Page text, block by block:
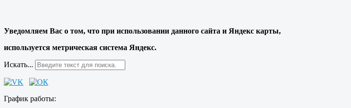
Уведомляем Вас о том, что при использовании данного сайта и Яндекс карты,
используется метрическая система Яндекс.
Искать...
График работы: